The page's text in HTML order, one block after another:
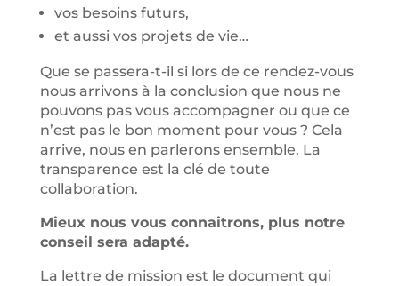
vos besoins futurs,
et aussi vos projets de vie…
Que se passera-t-il si lors de ce rendez-vous
nous arrivons à la conclusion que nous ne
pouvons pas vous accompagner ou que ce
n’est pas le bon moment pour vous ? Cela
arrive, nous en parlerons ensemble. La
transparence est la clé de toute
collaboration.
Mieux nous vous connaitrons, plus notre
conseil sera adapté.
La lettre de mission est le document qui